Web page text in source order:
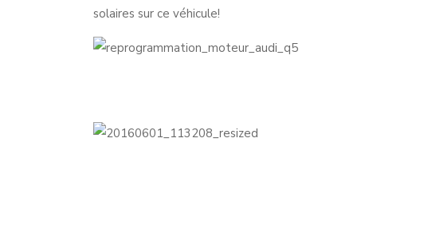
solaires sur ce véhicule!